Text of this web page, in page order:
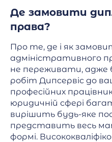
Де замовити
права?
Про те, де і як
адміністративного
не переживати, адже
робіт Дипсервіс до
професійних
юридичній сфері
вирішить будь-яке
представить весь
формі.